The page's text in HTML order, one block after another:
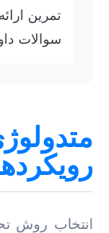
تمرین
سوالات
انتخاب روش